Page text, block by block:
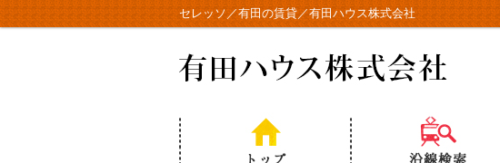
セレッソ／有田の賃貸／有田ハウス株式会社